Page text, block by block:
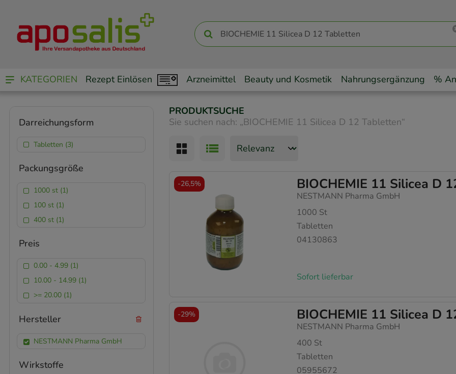
KATEGORIEN Rezept Einlösen Arzneimittel Beauty und Kosmetik Nahrungsergänzung %
PRODUKTSUCHE
Sie suchen nach: „BIOCHEMIE 11 Silicea D 12 Tabletten“
BIOCHEMIE 11 Silicea D
NESTMANN Pharma GmbH
1000 St
Tabletten
04130863
Sofort lieferbar
-26,5%
BIOCHEMIE 11 Silicea D
NESTMANN Pharma GmbH
400 St
Tabletten
05955672
-29%
Darreichungsform
Tabletten (3)
Packungsgröße
1000 st (1)
100 st (1)
400 st (1)
Preis
0.00 - 4.99 (1)
10.00 - 14.99 (1)
>= 20.00 (1)
Hersteller
NESTMANN Pharma GmbH
Wirkstoffe